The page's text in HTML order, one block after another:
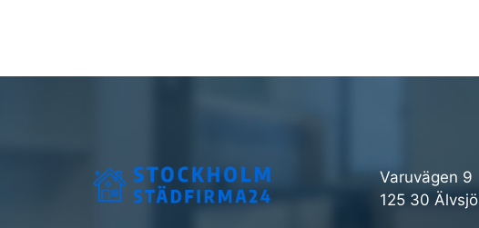
Varuvägen 9
125 30 Älvsjö